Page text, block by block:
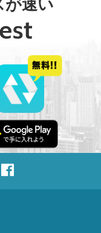
が速い